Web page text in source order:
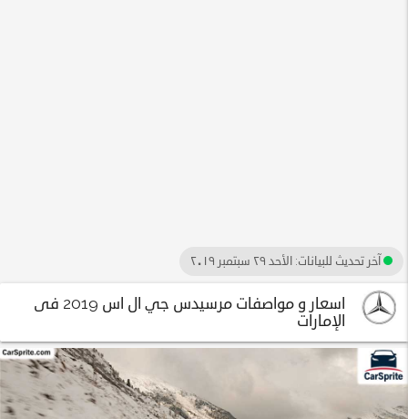
آخر تحديث للبيانات: الأحد ٢٩ سبتمبر ٢٠١٩
اسعار و مواصفات مرسيدس جي ال اس 2019 فى
الإمارات